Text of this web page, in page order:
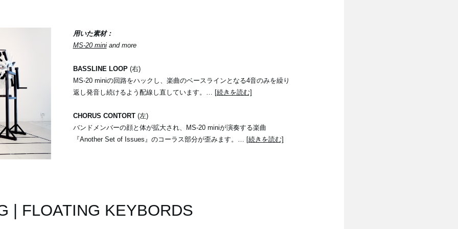
用いた素材：
MS-20 miniand more
BASSLINE LOOP(右)
MS-20 miniの回路をハックし、楽曲のベースラインとなる4音のみを繰り
返し発音し続けるよう配線し直しています。…
[続きを読む]
CHORUS CONTORT(左)
バンドメンバーの顔と体が拡大され、MS-20 miniが演奏する楽曲
『Another Set of Issues』のコーラス部分が歪みます。…
[続きを読む]
| FLOATING KEYBORDS